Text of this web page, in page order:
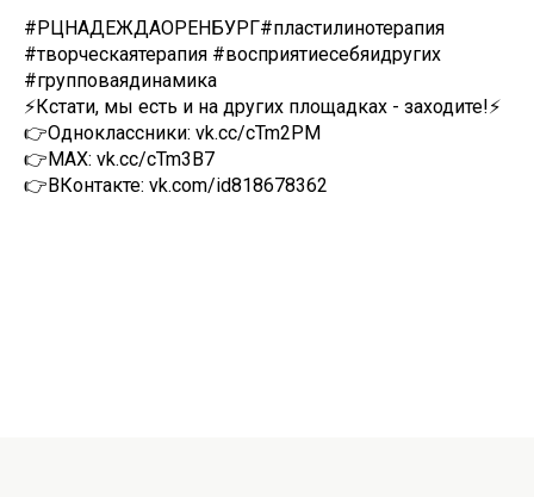
#РЦНАДЕЖДАОРЕНБУРГ#пластилинотерапия
#творческаятерапия #восприятиесебяидругих
#групповаядинамика
⚡Кстати, мы есть и на других площадках - заходите!⚡
👉Одноклассники: vk.cc/cTm2PM
👉MAX: vk.cc/cTm3B7
👉ВКонтакте: vk.com/id818678362